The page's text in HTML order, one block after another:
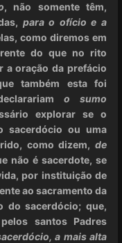
, não somente têm,
para o ofício e a
como diremos em
do que no rito
a oração da prefácio
também esta foi
o sumo
explorar se o
sacerdócio ou uma
como dizem, de
não é sacerdote, se
por instituição de
ao sacramento da
do sacerdócio; que,
santos Padres
a mais alta